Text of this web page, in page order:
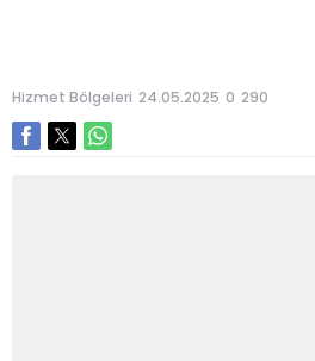
Hizmet Bölgeleri 24.05.2025 0 290